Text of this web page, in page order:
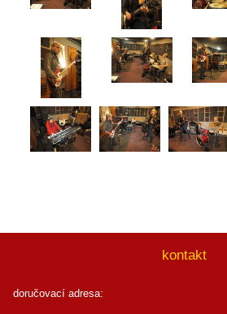
kontakt
doručovací adresa: